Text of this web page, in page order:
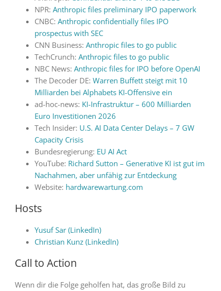
NPR: Anthropic files preliminary IPO paperwork
CNBC: Anthropic confidentially files IPO
prospectus with SEC
CNN Business: Anthropic files to go public
TechCrunch: Anthropic files to go public
NBC News: Anthropic files for IPO before OpenAI
The Decoder DE: Warren Buffett steigt mit 10
Milliarden bei Alphabets KI-Offensive ein
ad-hoc-news: KI-Infrastruktur – 600 Milliarden
Euro Investitionen 2026
Tech Insider: U.S. AI Data Center Delays – 7 GW
Capacity Crisis
Bundesregierung: EU AI Act
YouTube: Richard Sutton – Generative KI ist gut im
Nachahmen, aber unfähig zur Entdeckung
Website: hardwarewartung.com
Hosts
Yusuf Sar (LinkedIn)
Christian Kunz (LinkedIn)
Call to Action
Wenn dir die Folge geholfen hat, das große Bild zu